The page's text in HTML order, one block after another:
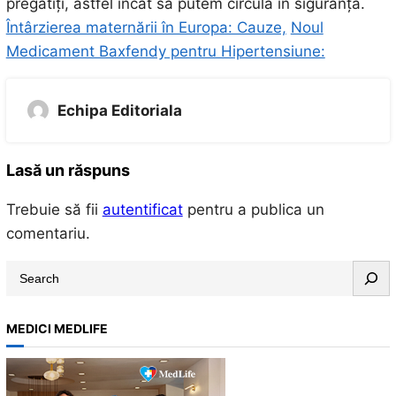
Întârzierea maternării în Europa: Cauze, Noul
Medicament Baxfendy pentru Hipertensiune:
Echipa Editoriala
Lasă un răspuns
Trebuie să fii autentificatpentru a publica un
comentariu.
r
c
h
MEDICI MEDLIFE